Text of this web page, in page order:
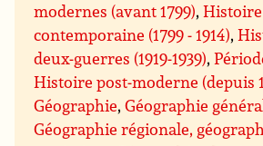
modernes (avant 1799),Histoire
contemporaine (1799 - 1914),
deux-guerres (1919-1939),
Histoire post-moderne (depuis
Géographie,Géographie
Géographie régionale,